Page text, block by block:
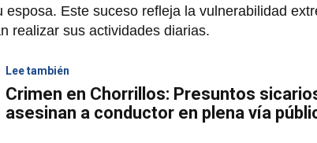
esposa. Este suceso refleja la vulnerabilidad
realizar sus actividades diarias.
Lee también
Crimen en Chorrillos: Presuntos
asesinan a conductor en plena vía